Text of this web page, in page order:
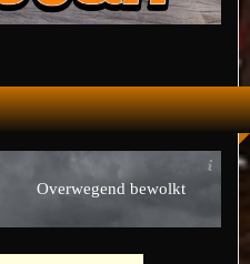
Overwegend bewolkt